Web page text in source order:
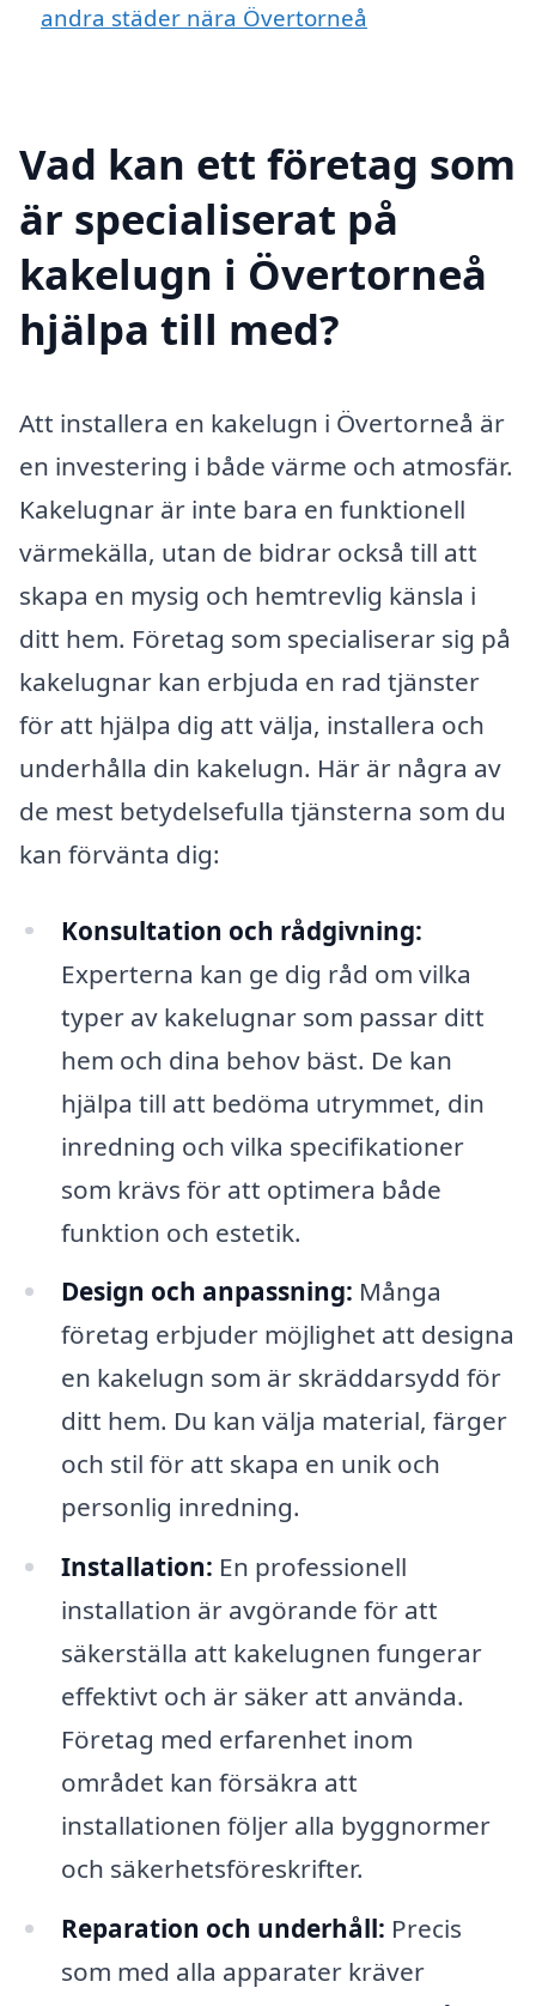
andra städer nära Övertorneå
Vad kan ett företag som
är specialiserat på
kakelugn i Övertorneå
hjälpa till med?
Att installera en kakelugn i Övertorneå är
en investering i både värme och atmosfär.
Kakelugnar är inte bara en funktionell
värmekälla, utan de bidrar också till att
skapa en mysig och hemtrevlig känsla i
ditt hem. Företag som specialiserar sig på
kakelugnar kan erbjuda en rad tjänster
för att hjälpa dig att välja, installera och
underhålla din kakelugn. Här är några av
de mest betydelsefulla tjänsterna som du
kan förvänta dig:
Konsultation och rådgivning:
Experterna kan ge dig råd om vilka
typer av kakelugnar som passar ditt
hem och dina behov bäst. De kan
hjälpa till att bedöma utrymmet, din
inredning och vilka specifikationer
som krävs för att optimera både
funktion och estetik.
Design och anpassning: Många
företag erbjuder möjlighet att designa
en kakelugn som är skräddarsydd för
ditt hem. Du kan välja material, färger
och stil för att skapa en unik och
personlig inredning.
Installation: En professionell
installation är avgörande för att
säkerställa att kakelugnen fungerar
effektivt och är säker att använda.
Företag med erfarenhet inom
området kan försäkra att
installationen följer alla byggnormer
och säkerhetsföreskrifter.
Reparation och underhåll: Precis
som med alla apparater kräver